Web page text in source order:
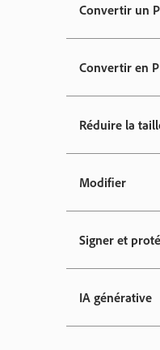
Convertir un
Convertir en
Réduire la
Modifier
Signer et
IA générative